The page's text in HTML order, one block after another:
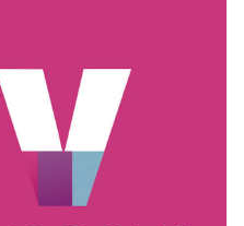
gay travel guide